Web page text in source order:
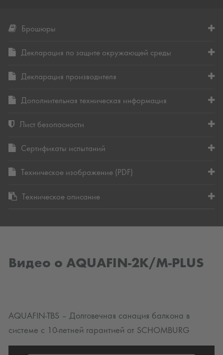
Брошюры
Декларация по защите окружающей среды
Декларация производителя
Дополнительная техническая информация
Лист безопасности
Сертификаты испытаний
Техническое изображение (PDF)
Техническое описание
Видео о AQUAFIN-2K/M-PLUS
AQUAFIN-TBS – Долговечная санация балкона в
системе с 10-летней гарантией от SCHOMBURG